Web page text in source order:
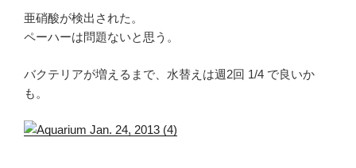
亜硝酸が検出された。
ペーハーは問題ないと思う。
バクテリアが増えるまで、水替えは週2回 1/4 で良いか
も。